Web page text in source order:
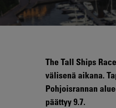
The Tall Ships
välisenä aikana.
Pohjoisrannan
päättyy 9.7.